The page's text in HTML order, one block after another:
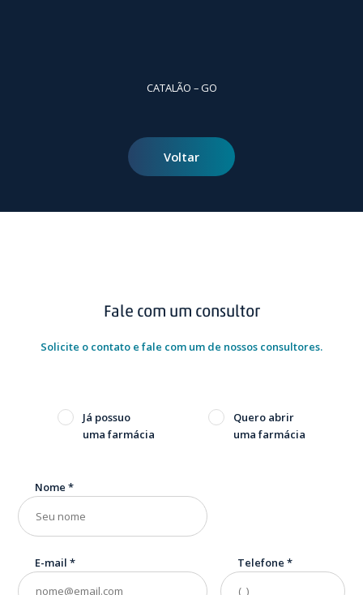
CATALÃO – GO
Voltar
Fale com um consultor
Solicite o contato e fale com um de nossos consultores.
Já possuo
uma farmácia
Quero abrir
uma farmácia
Nome*
E-mail* Telefone*